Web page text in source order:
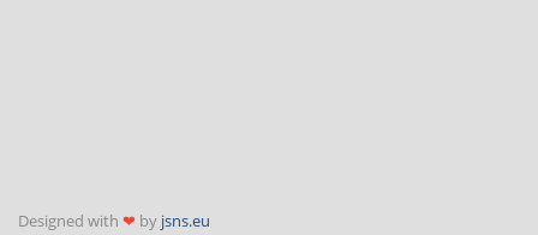
Designed with ❤ by jsns.eu